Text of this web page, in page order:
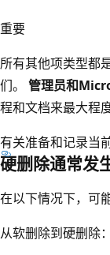
重要
所有其他项类型都
们。 管理员和
程和文档来最大程
有关准备和记录当
硬删除通常发
在以下情况下，可
从软删除到硬删除：